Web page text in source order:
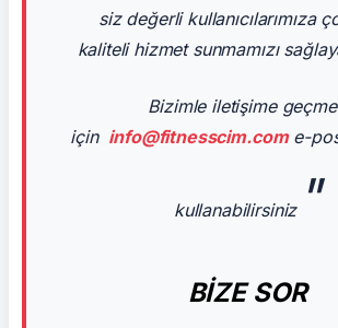
siz değerli kullanıcılarımıza
kaliteli hizmet sunmamızı
Bizimle iletişime
için info@fitnesscim.come-
kullanabilirsiniz"
BİZE SOR